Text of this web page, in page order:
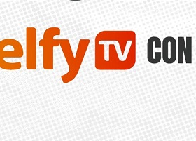
emoción el
de su
como municipio